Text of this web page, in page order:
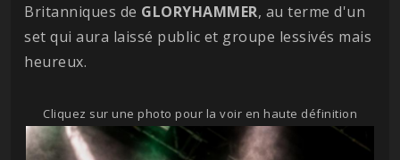
Britanniques de GLORYHAMMER, au terme d'un
set qui aura laissé public et groupe lessivés mais
heureux.
Cliquez sur une photo pour la voir en haute définition